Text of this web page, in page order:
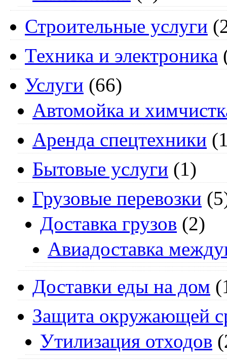
Строительные услуги
Техника и электроника
Услуги (66)
Автомойка и
Аренда спецтехники
Бытовые услуги (1)
Грузовые перевозки
Доставка грузов (2)
Авиадоставка
Доставки еды на дом
Защита окружающей
Утилизация отходов